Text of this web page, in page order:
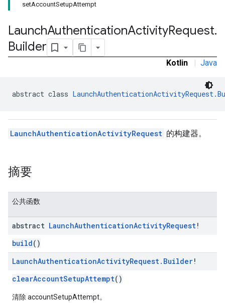
setAccountSetupAttempt
LaunchAuthenticationActivityRequest.
Builder
Kotlin | Java
abstract class
LaunchAuthenticationActivityRequest 的构建器。
摘要
公共函数
abstract LaunchAuthenticationActivityRequest!
build()
LaunchAuthenticationActivityRequest. Builder!
clearAccountSetupAttempt()
清除 accountSetupAttempt。